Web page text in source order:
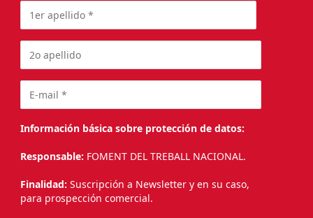
Información básica sobre protección de datos:
Responsable: FOMENT DEL TREBALL NACIONAL.
Finalidad: Suscripción a Newsletter y en su caso,
para prospección comercial.